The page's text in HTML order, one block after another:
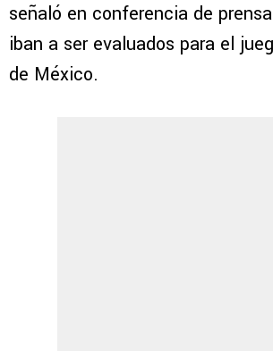
señaló en conferencia de
iban a ser evaluados para el
de México.